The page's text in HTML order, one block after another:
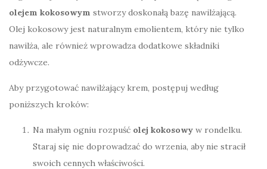
olejem kokosowym stworzy doskonałą bazę nawilżającą.
Olej kokosowy jest naturalnym emolientem, który nie tylko
nawilża, ale również wprowadza dodatkowe składniki
odżywcze.
Aby przygotować nawilżający krem, postępuj według
poniższych kroków:
Na małym ogniu rozpuść olej kokosowy w rondelku.
Staraj się nie doprowadzać do wrzenia, aby nie stracił
swoich cennych właściwości.